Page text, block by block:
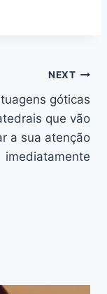
NEXT
góticas
que vão
a sua atenção
imediatamente